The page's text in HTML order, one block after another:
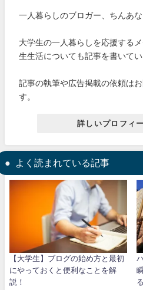
一人暮らしのブロガー、ちんあな
大学生の一人暮らしを応援する
生生活についても記事を書いてい
記事の執筆や広告掲載の依頼は
す。
詳しいプロフィ
よく読まれている記事
【大学生】ブログの始め方と最初
にやっておくと便利なことを解
説！